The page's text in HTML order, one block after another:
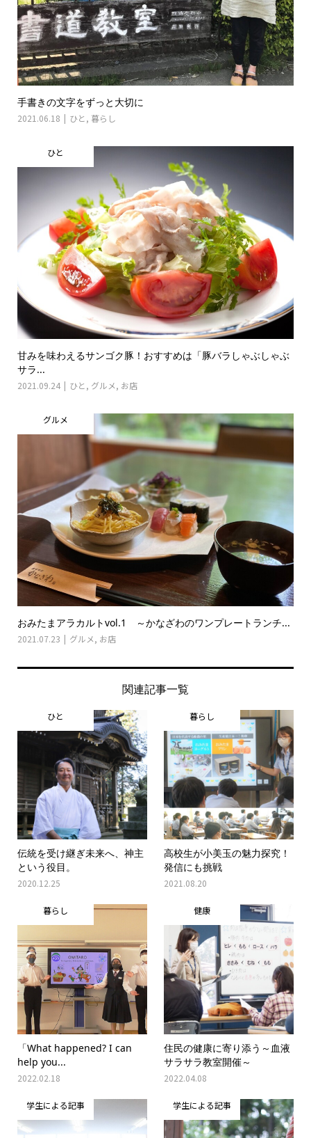
手書きの文字をずっと大切に
2021.06.18 ひと , 暮らし
ひと
甘みを味わえるサンゴク豚！おすすめは「豚バラしゃぶしゃぶ
サラ...
2021.09.24 ひと , グルメ, お店
グルメ
おみたまアラカルトvol.1 ～かなざわのワンプレートランチ...
2021.07.23 グルメ, お店
関連記事一覧
ひと
伝統を受け継ぎ未来へ、神主
という役目。
2020.12.25
暮らし
高校生が小美玉の魅力探究！
発信にも挑戦
2021.08.20
暮らし
「What happened? I can
help you...
2022.02.18
健康
住民の健康に寄り添う～血液
サラサラ教室開催～
2022.04.08
学生による記事 学生による記事